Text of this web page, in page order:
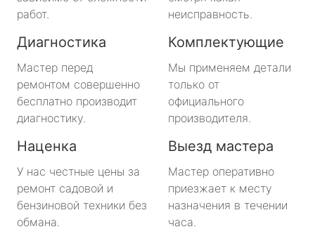
работ.
неисправность.
Диагностика
Мастер перед
ремонтом совершенно
бесплатно производит
диагностику.
Комплектующие
Мы применяем детали
только от
официального
производителя.
Наценка
У нас честные цены за
ремонт садовой и
бензиновой техники без
обмана.
Выезд мастера
Мастер оперативно
приезжает к месту
назначения в течении
часа.